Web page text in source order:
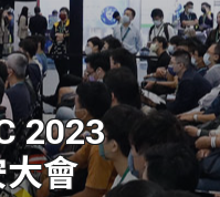
2023
會